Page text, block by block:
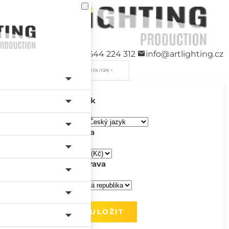
+420 544 224 312 info@artlighting.cz
/ CS / CZK
Jazyk
Měna
Doprava